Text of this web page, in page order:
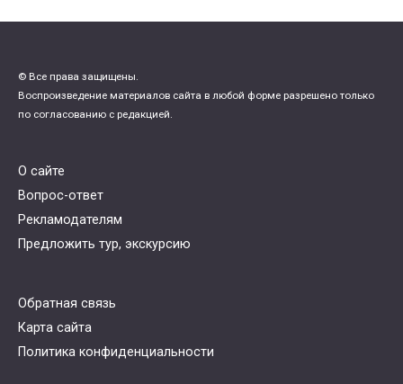
© Все права защищены.
Воспроизведение материалов сайта в любой форме разрешено только
по согласованию с редакцией.
О сайте
Вопрос-ответ
Рекламодателям
Предложить тур, экскурсию
Обратная связь
Карта сайта
Политика конфиденциальности